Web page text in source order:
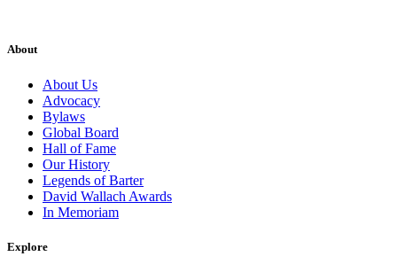
About
About Us
Advocacy
Bylaws
Global Board
Hall of Fame
Our History
Legends of Barter
David Wallach Awards
In Memoriam
Explore